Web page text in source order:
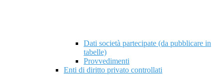
Dati società partecipate (da pubblicare in
tabelle)
Provvedimenti
Enti di diritto privato controllati